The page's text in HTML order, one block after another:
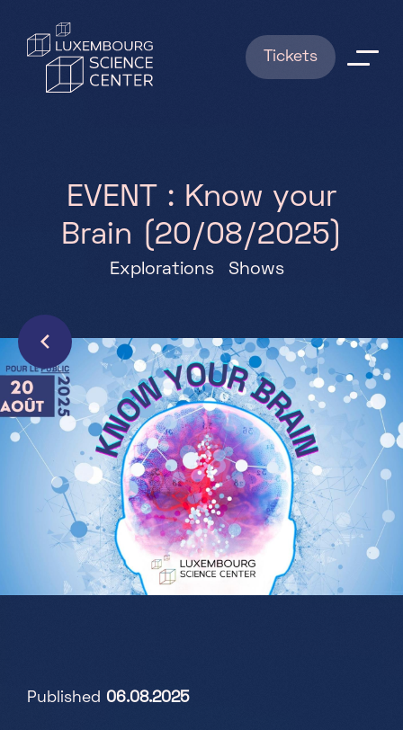
Tickets
Infos pratiques
FAQ
Qui sommes nous ?
Partenaires
Projets
Jobs
Shows
News
RESERVATIONS
1, rue John Ernest Dolibois
EV E N : Know your
Brain 20/08/2025 )
Explorations Shows
Published 06.08.2025